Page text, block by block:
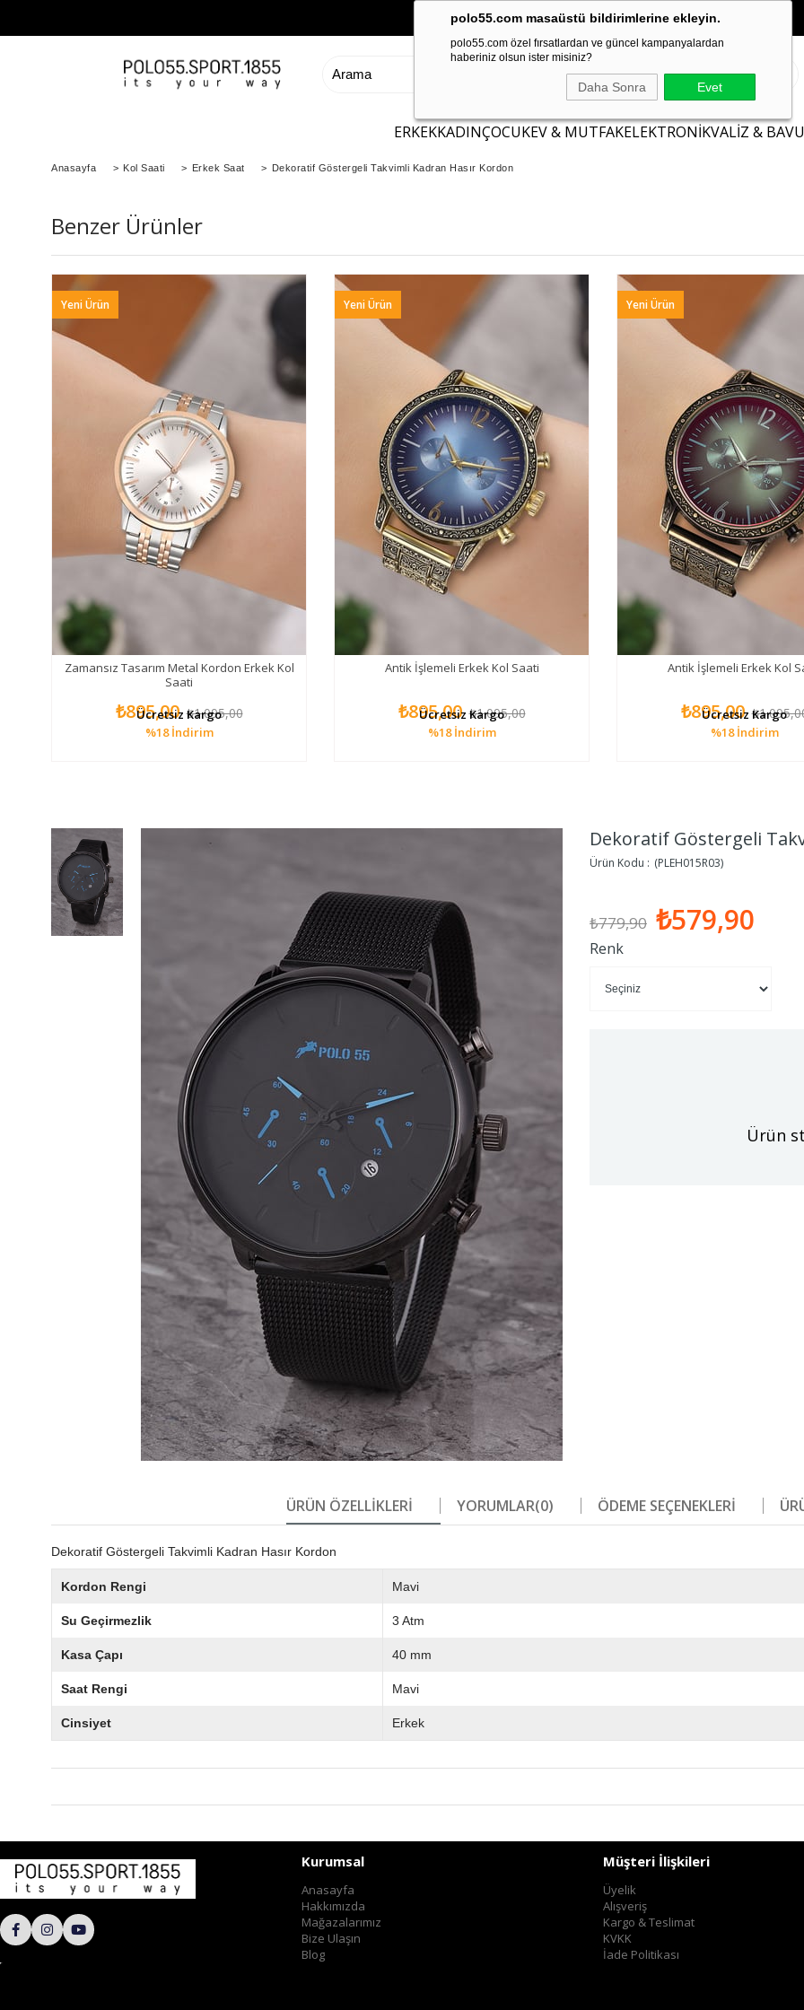
polo55.com masaüstü bildirimlerine ekleyin.
polo55.com özel fırsatlardan ve güncel kampanyalardan
haberiniz olsun ister misiniz?
Daha Sonra Evet
ERKEKKADINÇOCUKEV & MUTFAKELEKTRONİKVALİZ &
Anasayfa > Kol Saati > Erkek Saat > Dekoratif Göstergeli Takvimli Kadran Hasır Kordon
Benzer Ürünler
Zamansız Tasarım Metal Kordon Erkek Kol
Saati
₺895,00 ₺1.095,00
%18 İndirim
Ücretsiz Kargo
Yeni Ürün
Antik İşlemeli Erkek Kol Saati
₺895,00 ₺1.095,00
%18 İndirim
Ücretsiz Kargo
Yeni Ürün
Antik İşlemeli Erkek Kol
₺895,00
%18 İndirim
Ücretsiz Kargo
Yeni Ürün
Dekoratif Göstergeli
(PLEH015R03)
₺779,90 ₺579,90
Renk
Ürün
ÜRÜN ÖZELLIKLERI YORUMLAR(0) ÖDEME SEÇENEKLERI
Dekoratif Göstergeli Takvimli Kadran Hasır Kordon
Kordon Rengi Mavi
Su Geçirmezlik 3 Atm
Kasa Çapı 40 mm
Saat Rengi Mavi
Cinsiyet Erkek
Kurumsal
Anasayfa
Hakkımızda
Mağazalarımız
Bize Ulaşın
Blog
Müşteri İlişkileri
Üyelik
Alışveriş
Kargo & Teslimat
KVKK
İade Politikası